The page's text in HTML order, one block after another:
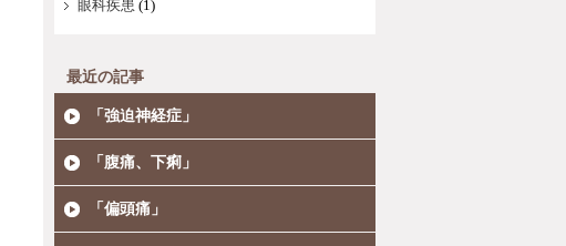
眼科疾患 (1)
最近の記事
「強迫神経症」
「腹痛、下痢」
「偏頭痛」